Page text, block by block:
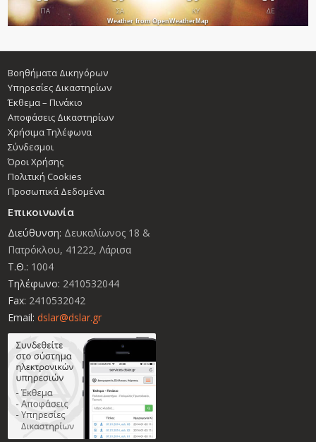
ΠΑ ΣΑ ΚΥ ΔΕ
Weather from OpenWeatherMap
Βοηθήματα Δικηγόρων
Υπηρεσίες Δικαστηρίων
Έκθεμα – Πινάκιο
Αποφάσεις Δικαστηρίων
Χρήσιμα Τηλέφωνα
Σύνδεσμοι
Όροι Χρήσης
Πολιτική Cookies
Προσωπικά Δεδομένα
Επικοινωνία
Διεύθυνση: Δευκαλίωνος 18 &
Πατρόκλου, 41222, Λάρισα
Τ.Θ.: 1004
Τηλέφωνο: 2410532044
Fax: 2410532042
Email: dslar@dslar.gr